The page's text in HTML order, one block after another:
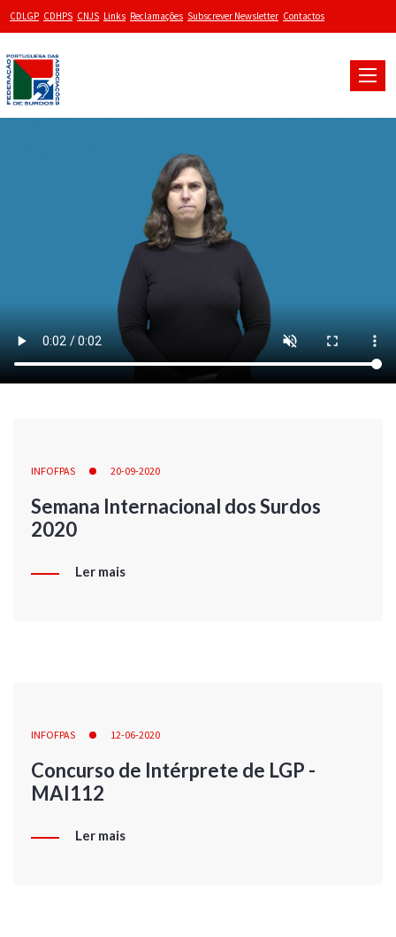
CDLGP CDHPS CNJS Links Reclamações Subscrever Newsletter Contactos
Toggle
INFOFPAS 20-09-2020
Semana Internacional dos Surdos
2020
Ler mais
INFOFPAS 12-06-2020
Concurso de Intérprete de LGP -
MAI112
Ler mais